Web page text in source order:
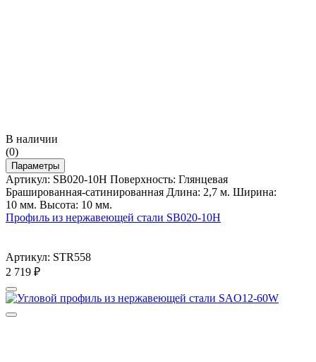
В наличии
(0)
Параметры
Артикул: SB020-10H Поверхность: Глянцевая
Брашированная-сатинированная Длина: 2,7 м. Ширина:
10 мм. Высота: 10 мм.
Профиль из нержавеющей стали SB020-10H
Артикул: STR558
2 719 ₽